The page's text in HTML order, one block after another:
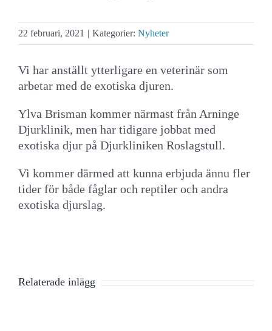
22 februari, 2021 | Kategorier: Nyheter
Vi har anställt ytterligare en veterinär som
arbetar med de exotiska djuren.
Ylva Brisman kommer närmast från Arninge
Djurklinik, men har tidigare jobbat med
exotiska djur på Djurkliniken Roslagstull.
Vi kommer därmed att kunna erbjuda ännu fler
tider för både fåglar och reptiler och andra
exotiska djurslag.
Relaterade inlägg